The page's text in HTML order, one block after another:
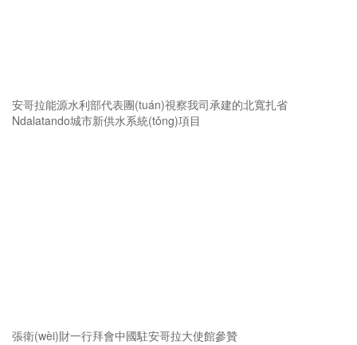
安哥拉能源水利部代表團(tuán)視察我司承建的北寬扎省
Ndalatando城市新供水系統(tǒng)項目
張衛(wèi)財一行拜會中國駐安哥拉大使館參贊